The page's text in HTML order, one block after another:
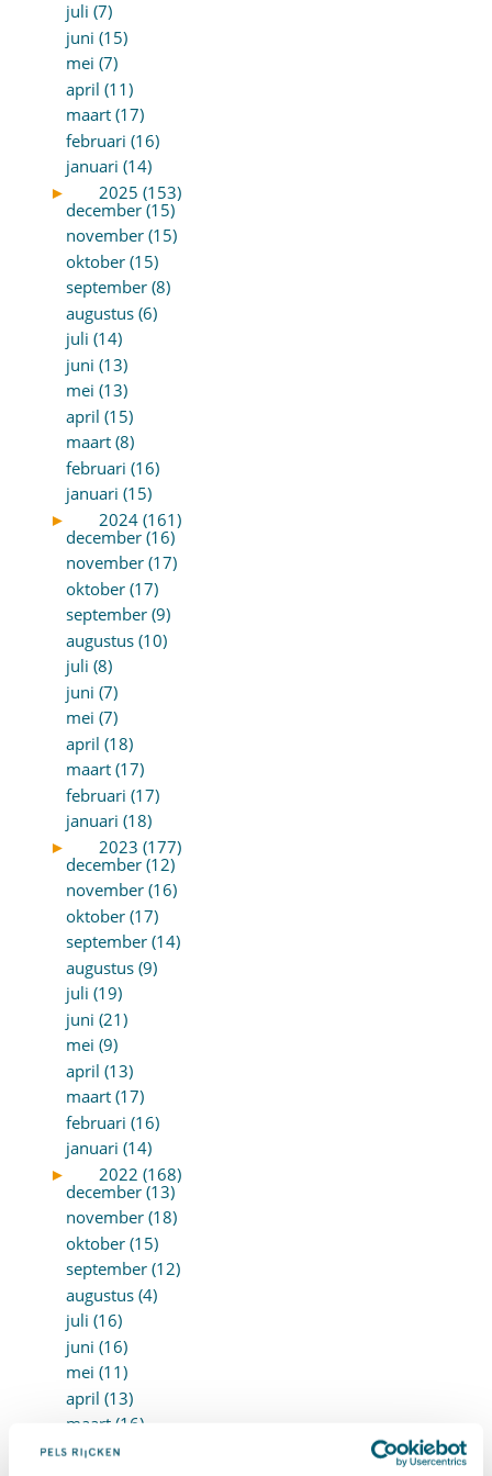
juli (7)
juni (15)
mei (7)
april (11)
maart (17)
februari (16)
januari (14)
►
2025 (153)
december (15)
november (15)
oktober (15)
september (8)
augustus (6)
juli (14)
juni (13)
mei (13)
april (15)
maart (8)
februari (16)
januari (15)
►
2024 (161)
december (16)
november (17)
oktober (17)
september (9)
augustus (10)
juli (8)
juni (7)
mei (7)
april (18)
maart (17)
februari (17)
januari (18)
►
2023 (177)
december (12)
november (16)
oktober (17)
september (14)
augustus (9)
juli (19)
juni (21)
mei (9)
april (13)
maart (17)
februari (16)
januari (14)
►
2022 (168)
december (13)
november (18)
oktober (15)
september (12)
augustus (4)
juli (16)
juni (16)
mei (11)
april (13)
maart (16)
februari (19)